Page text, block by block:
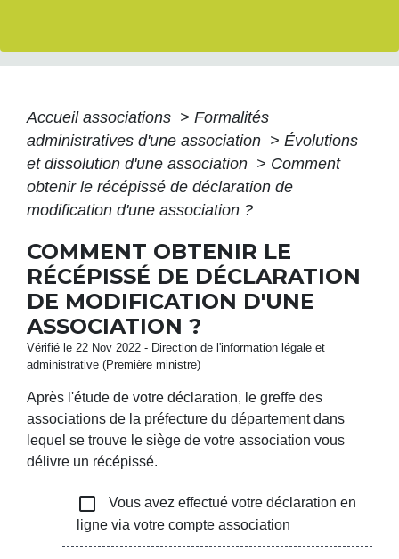
Accueil associations > Formalités
administratives d'une association > Évolutions
et dissolution d'une association > Comment
obtenir le récépissé de déclaration de
modification d'une association ?
COMMENT OBTENIR LE
RÉCÉPISSÉ DE DÉCLARATION
DE MODIFICATION D'UNE
ASSOCIATION ?
Vérifié le 22 Nov 2022 - Direction de l'information légale et
administrative (Première ministre)
Après l'étude de votre déclaration, le greffe des
associations de la préfecture du département dans
lequel se trouve le siège de votre association vous
délivre un récépissé.
check_box_outline_blank
Vous avez effectué votre déclaration en
ligne via votre compte association